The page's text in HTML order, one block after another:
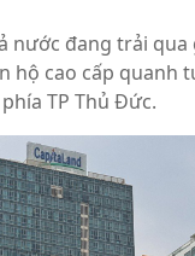
nước đang trải
cao cấp quanh
TP Thủ Đức.